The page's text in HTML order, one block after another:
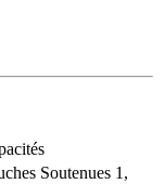
Soutenues 1,